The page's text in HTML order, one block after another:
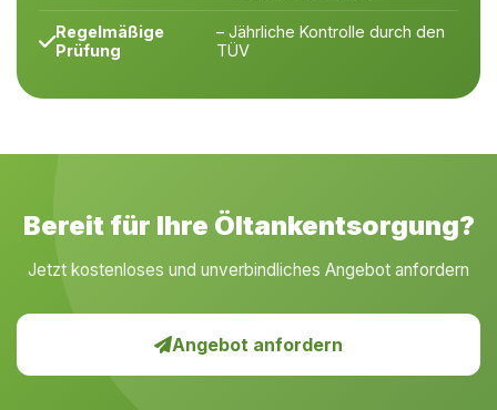
Regelmäßige
Prüfung
– Jährliche Kontrolle durch den
TÜV
Bereit für Ihre Öltankentsorgung?
Jetzt kostenloses und unverbindliches Angebot anfordern
Angebot anfordern